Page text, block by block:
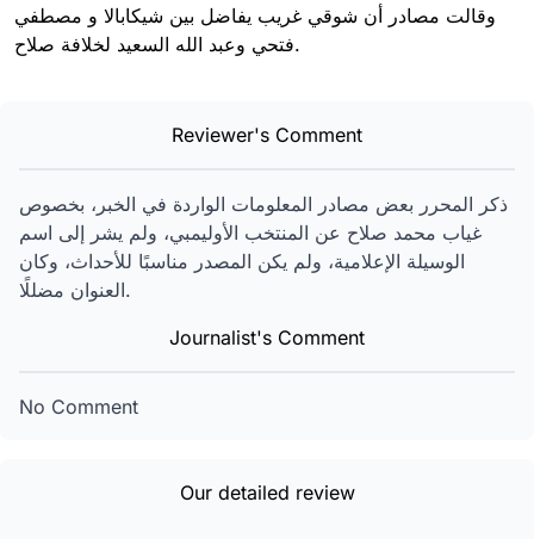
وقالت مصادر أن شوقي غريب يفاضل بين شيكابالا و مصطفي
فتحي وعبد الله السعيد لخلافة صلاح.
Reviewer's Comment
ذكر المحرر بعض مصادر المعلومات الواردة في الخبر، بخصوص
غياب محمد صلاح عن المنتخب الأوليمبي، ولم يشر إلى اسم
الوسيلة الإعلامية، ولم يكن المصدر مناسبًا للأحداث، وكان
العنوان مضللًا.
Journalist's Comment
No Comment
Our detailed review